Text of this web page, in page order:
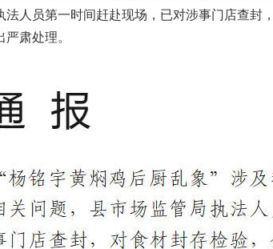
人员第一时间赶赴现场，已对涉事门店查封
肃处理。